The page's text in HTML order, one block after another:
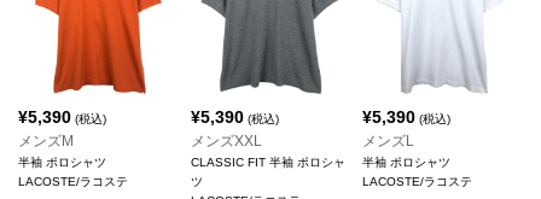
¥5,390 (税込)
メンズM
半袖 ポロシャツ
LACOSTE/ラコステ
¥5,390(税込)
メンズXXL
CLASSIC FIT 半袖 ポロシャ
ツ
¥5,390 (税込)
メンズL
半袖 ポロシャツ
LACOSTE/ラコステ